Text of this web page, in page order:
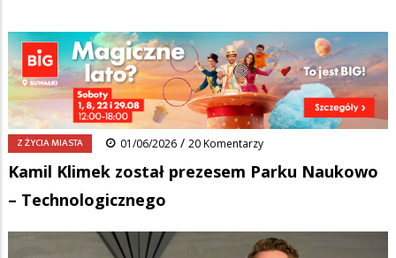
Ścieżka
nawigacyjna
Strona główna/Wiadomości/Z życia miasta/
Kamil Klimek został prezesem Parku Naukowo – Technologicznego
FacebookPinterestTumblr
0 Reddit Share
Z ŻYCIA MIASTA 01/06/2026 / 20 Komentarzy
Kamil Klimek został prezesem Parku Naukowo
– Technologicznego